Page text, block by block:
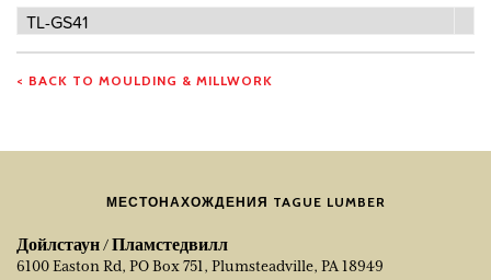
Номер
TL-GS41
< BACK TO MOULDING & MILLWORK
МЕСТОНАХОЖДЕНИЯ TAGUE LUMBER
Дойлстаун / Пламстедвилл
6100 Easton Rd, PO Box 751, Plumsteadville, PA 18949